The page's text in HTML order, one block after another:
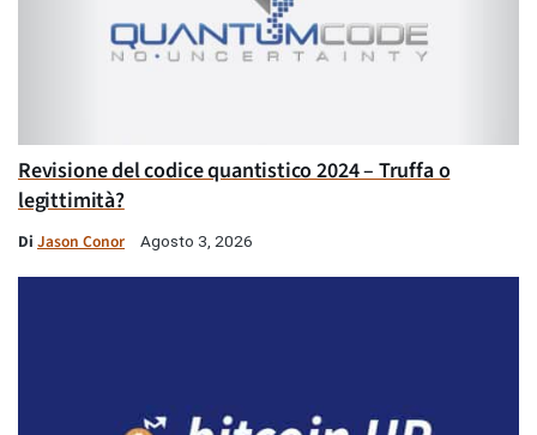
Revisione del codice quantistico 2024 – Truffa o
legittimità?
Di Jason Conor Agosto 3, 2026